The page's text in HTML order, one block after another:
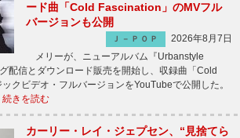
ード曲「Cold Fascination」のMVフル
バージョンも公開
Ｊ－ＰＯＰ
2026年8月7日
メリーが、ニューアルバム『Urbanstyle
配信とダウンロード販売を開始し、収録曲「Cold
クビデオ・フルバージョンをYouTubeで公開した。
続きを読む
カーリー・レイ・ジェプセン、“見捨てら